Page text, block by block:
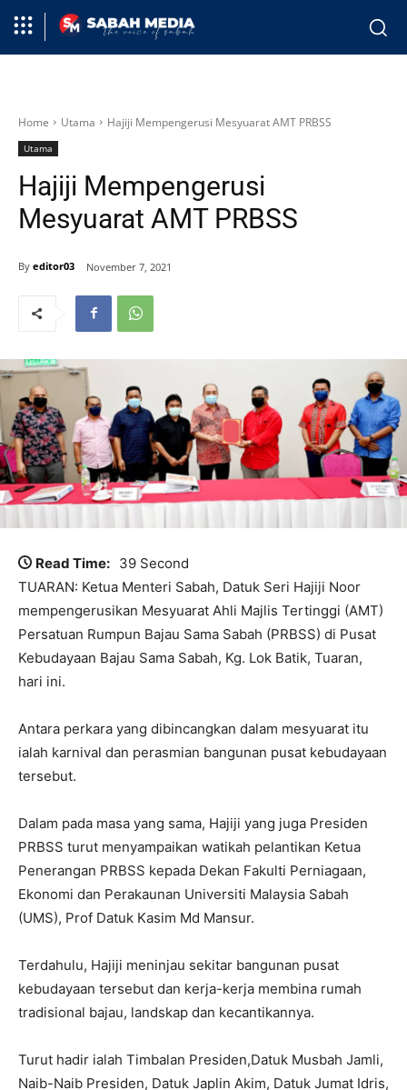
Home Utama Hajiji Mempengerusi Mesyuarat AMT PRBSS
Utama
Hajiji Mempengerusi
Mesyuarat AMT PRBSS
By editor03 November 7, 2021
Read Time: 39 Second
TUARAN: Ketua Menteri Sabah, Datuk Seri Hajiji Noor
mempengerusikan Mesyuarat Ahli Majlis Tertinggi (AMT)
Persatuan Rumpun Bajau Sama Sabah (PRBSS) di Pusat
Kebudayaan Bajau Sama Sabah, Kg. Lok Batik, Tuaran,
hari ini.
Antara perkara yang dibincangkan dalam mesyuarat itu
ialah karnival dan perasmian bangunan pusat kebudayaan
tersebut.
Dalam pada masa yang sama, Hajiji yang juga Presiden
PRBSS turut menyampaikan watikah pelantikan Ketua
Penerangan PRBSS kepada Dekan Fakulti Perniagaan,
Ekonomi dan Perakaunan Universiti Malaysia Sabah
(UMS), Prof Datuk Kasim Md Mansur.
Terdahulu, Hajiji meninjau sekitar bangunan pusat
kebudayaan tersebut dan kerja-kerja membina rumah
tradisional bajau, landskap dan kecantikannya.
Turut hadir ialah Timbalan Presiden,Datuk Musbah Jamli,
Naib-Naib Presiden, Datuk Japlin Akim, Datuk Jumat Idris,